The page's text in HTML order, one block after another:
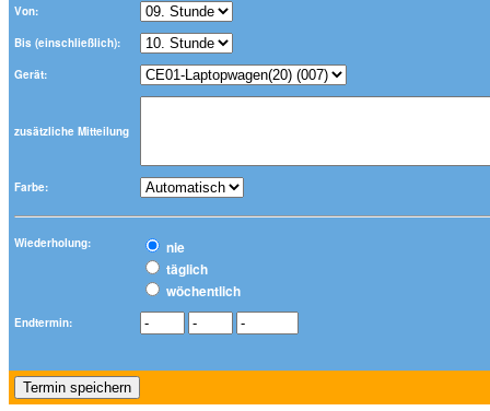
Von:
Bis (einschließlich):
Gerät:
zusätzliche Mitteilung
Farbe:
Wiederholung:
nie
täglich
wöchentlich
Endtermin: